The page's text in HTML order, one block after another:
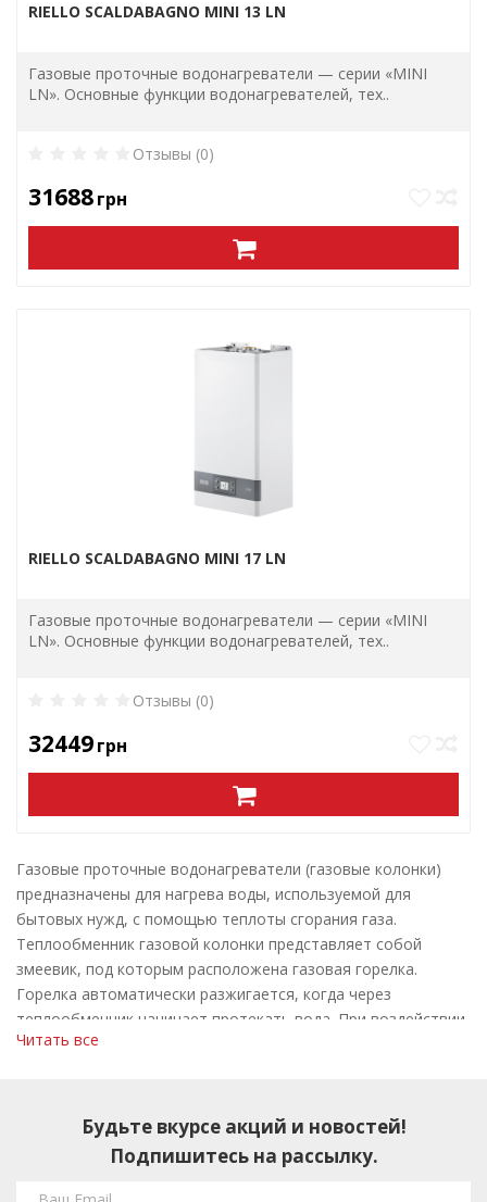
RIELLO SCALDABAGNO MINI 13 LN
Газовые проточные водонагреватели — серии «MINI
LN». Основные функции водонагревателей, тех..
Отзывы (0)
31688грн
RIELLO SCALDABAGNO MINI 17 LN
Газовые проточные водонагреватели — серии «MINI
LN». Основные функции водонагревателей, тех..
Отзывы (0)
32449грн
Газовые проточные водонагреватели (газовые колонки)
предназначены для нагрева воды, используемой для
бытовых нужд, с помощью теплоты сгорания газа.
Теплообменник газовой колонки представляет собой
змеевик, под которым расположена газовая горелка.
Горелка автоматически разжигается, когда через
теплообменник начинает протекать вода. При воздействии
пламени теплообменник, а также протекающая через него
проточного типа) в том, что нагревается именно то
количество воды, которое необходимо, в отличии от
Читать все
Будьте вкурсе акций и новостей!
Подпишитесь на рассылку.